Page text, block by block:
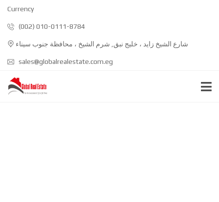
Currency
(002) 010-0111-8784
شارع الشيخ زايد ، خليج نبق, شرم الشيخ ، محافظة جنوب سيناء
sales@globalrealestate.com.eg